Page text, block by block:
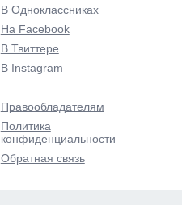
В Одноклассниках
На Facebook
В Твиттере
В Instagram
Правообладателям
Политика
конфиденциальности
Обратная связь